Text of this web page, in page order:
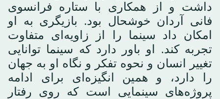
داشت و از همکاری با ستاره فرانسوی
فانی آردان خوشحال بود. بازیگری به او
امکان داد سینما را از زاویه‌ای متفاوت
تجربه کند. او باور دارد که سینما توانایی
تغییر انسان و نحوه تفکر و نگاه او به جهان
را دارد، و همین انگیزه‌ای برای ادامه
پروژه‌های سینمایی است که روی رفتار